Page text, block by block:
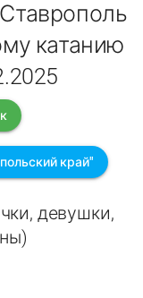
катанию
край"
девушки,